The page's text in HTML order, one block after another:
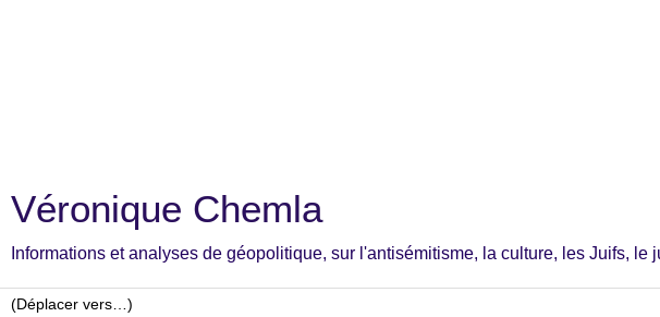
Véronique Chemla
Informations et analyses de géopolitique, sur l'antisémitisme, la culture, les Juifs, le